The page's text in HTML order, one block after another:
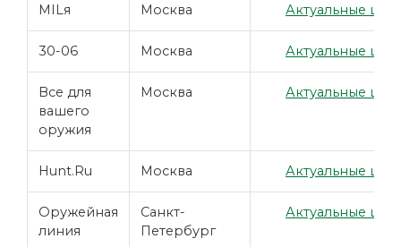
MILя Москва Актуальные
30-06 Москва Актуальные
Все для
вашего
оружия
Москва Актуальные
Hunt.Ru Москва Актуальные
Оружейная
линия
Санкт-
Петербург
Актуальные